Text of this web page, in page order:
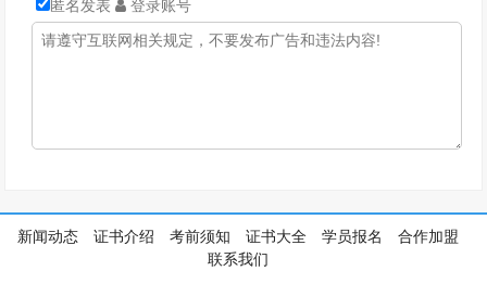
匿名发表 登录账号
新闻动态 证书介绍 考前须知 证书大全 学员报名
合作加盟
联系我们